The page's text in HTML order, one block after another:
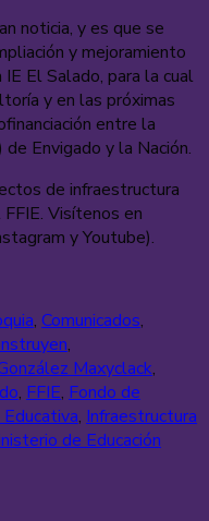
noticia, y es que se
y mejoramiento
El Salado, para la cual
y en las próximas
entre la
Envigado y la Nación.
de infraestructura
Visítenos en
y Youtube).
, Comunicados,
,
Maxyclack,
, FFIE, Fondo de
, Infraestructura
de Educación